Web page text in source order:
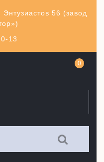
13
56 (завод
0